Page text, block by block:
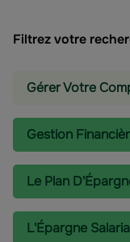
Filtrez votre
Gérer Votre
Gestion
Le Plan
L'épargne